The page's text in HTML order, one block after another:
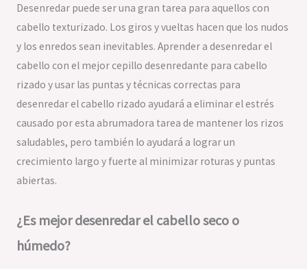
Desenredar puede ser una gran tarea para aquellos con
cabello texturizado. Los giros y vueltas hacen que los nudos
y los enredos sean inevitables. Aprender a desenredar el
cabello con el mejor cepillo desenredante para cabello
rizado y usar las puntas y técnicas correctas para
desenredar el cabello rizado ayudará a eliminar el estrés
causado por esta abrumadora tarea de mantener los rizos
saludables, pero también lo ayudará a lograr un
crecimiento largo y fuerte al minimizar roturas y puntas
abiertas.
¿Es mejor desenredar el cabello seco o
húmedo?